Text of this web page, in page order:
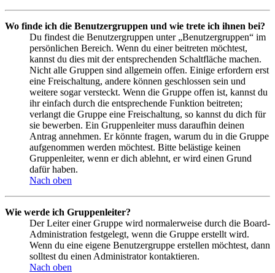
Wo finde ich die Benutzergruppen und wie trete ich ihnen bei?
Du findest die Benutzergruppen unter „Benutzergruppen“ im
persönlichen Bereich. Wenn du einer beitreten möchtest,
kannst du dies mit der entsprechenden Schaltfläche machen.
Nicht alle Gruppen sind allgemein offen. Einige erfordern erst
eine Freischaltung, andere können geschlossen sein und
weitere sogar versteckt. Wenn die Gruppe offen ist, kannst du
ihr einfach durch die entsprechende Funktion beitreten;
verlangt die Gruppe eine Freischaltung, so kannst du dich für
sie bewerben. Ein Gruppenleiter muss daraufhin deinen
Antrag annehmen. Er könnte fragen, warum du in die Gruppe
aufgenommen werden möchtest. Bitte belästige keinen
Gruppenleiter, wenn er dich ablehnt, er wird einen Grund
dafür haben.
Nach oben
Wie werde ich Gruppenleiter?
Der Leiter einer Gruppe wird normalerweise durch die Board-
Administration festgelegt, wenn die Gruppe erstellt wird.
Wenn du eine eigene Benutzergruppe erstellen möchtest, dann
solltest du einen Administrator kontaktieren.
Nach oben